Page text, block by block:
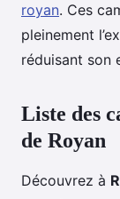
royan. Ces
pleinement
réduisant son
Liste des
de Royan
Découvrez à